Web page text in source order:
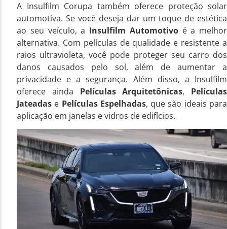
A Insulfilm Corupa também oferece proteção solar
automotiva. Se você deseja dar um toque de estética
ao seu veículo, a Insulfilm Automotivoé a melhor
alternativa. Com películas de qualidade e resistente a
raios ultravioleta, você pode proteger seu carro dos
danos causados pelo sol, além de aumentar a
privacidade e a segurança. Além disso, a Insulfilm
oferece ainda Películas Arquitetônicas, Películas
Jateadas e Películas Espelhadas, que são ideais para
aplicação em janelas e vidros de edifícios.